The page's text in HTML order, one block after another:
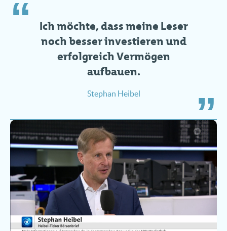
Ich möchte, dass meine Leser
noch besser investieren und
erfolgreich Vermögen
aufbauen.
Stephan Heibel